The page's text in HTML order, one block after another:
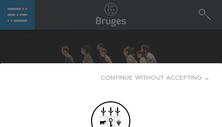
CONTINUE WITHOUT ACCEPTING →